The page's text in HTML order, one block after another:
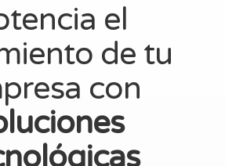
el
de tu
con